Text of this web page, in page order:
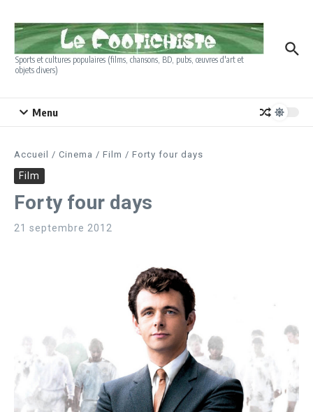
Sports et cultures populaires (films, chansons, BD, pubs, œuvres d'art et
objets divers)
Menu
Accueil / Cinema / Film / Forty four days
Film
Forty four days
21 septembre 2012